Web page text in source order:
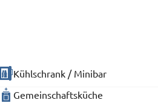
Kühlschrank / Minibar
Gemeinschaftsküche